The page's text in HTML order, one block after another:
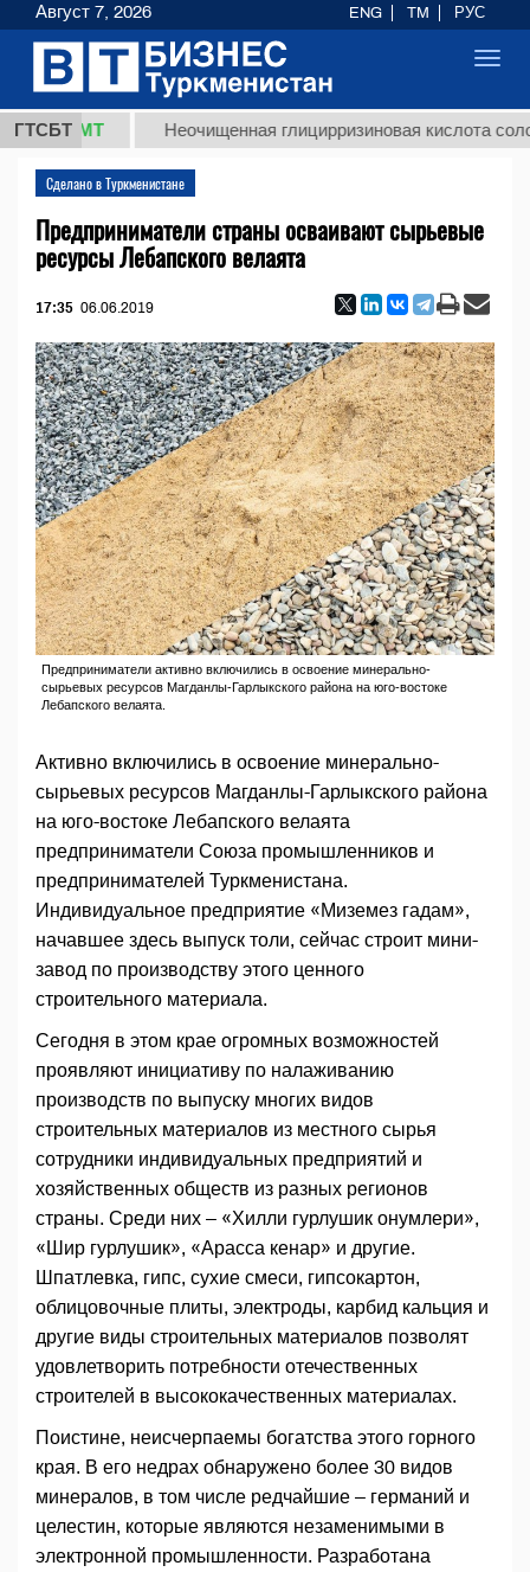
ГТСБТ
ТМТ Неочищенная глицирризиновая кислота
Сделано в Туркменистане
Предприниматели страны осваивают сырьевые
ресурсы Лебапского велаята
17:35 06.06.2019
Предприниматели активно включились в освоение минерально-
сырьевых ресурсов Магданлы-Гарлыкского района на юго-востоке
Лебапского велаята.
Активно включились в освоение минерально-
сырьевых ресурсов Магданлы-Гарлыкского района
на юго-востоке Лебапского велаята
предприниматели Союза промышленников и
предпринимателей Туркменистана.
Индивидуальное предприятие «Миземез гадам»,
начавшее здесь выпуск толи, сейчас строит мини-
завод по производству этого ценного
строительного материала.
Сегодня в этом крае огромных возможностей
проявляют инициативу по налаживанию
производств по выпуску многих видов
строительных материалов из местного сырья
сотрудники индивидуальных предприятий и
хозяйственных обществ из разных регионов
страны. Среди них – «Хилли гурлушик онумлери»,
«Шир гурлушик», «Арасса кенар» и другие.
Шпатлевка, гипс, сухие смеси, гипсокартон,
облицовочные плиты, электроды, карбид кальция и
другие виды строительных материалов позволят
удовлетворить потребности отечественных
строителей в высококачественных материалах.
Поистине, неисчерпаемы богатства этого горного
края. В его недрах обнаружено более 30 видов
минералов, в том числе редчайшие – германий и
целестин, которые являются незаменимыми в
электронной промышленности. Разработана
Август 7, 2026 ENG TM РУС